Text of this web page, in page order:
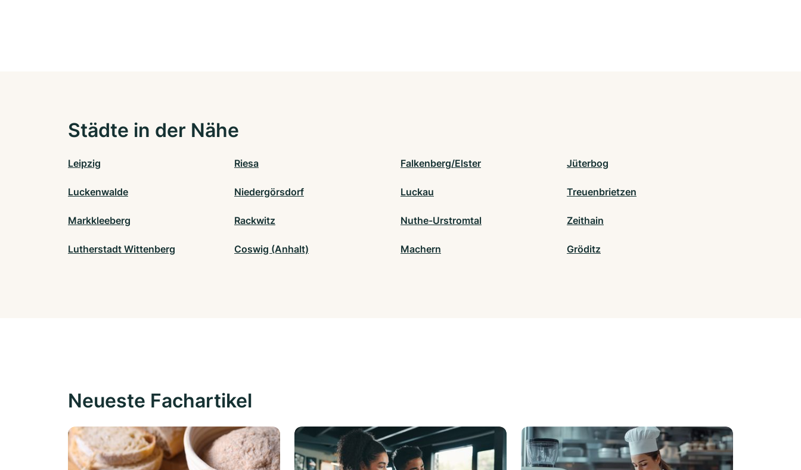
Städte in der Nähe
Leipzig Riesa Falkenberg/Elster Jüterbog
Luckenwalde Niedergörsdorf Luckau Treuenbrietzen
Markkleeberg Rackwitz Nuthe-Urstromtal Zeithain
Lutherstadt Wittenberg Coswig (Anhalt) Machern Gröditz
Neueste Fachartikel